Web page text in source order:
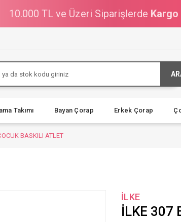
10.000 TL ve Üzeri Siparişlerde Kargo
Takımı Bayan Çorap Erkek Çorap
BASKILI ATLET
İLKE
İLKE 307